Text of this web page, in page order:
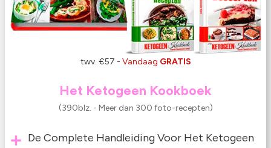
twv. €57 - Vandaag GRATIS
Het Ketogeen Kookboek
(390blz. - Meer dan 300 foto-recepten)
De Complete Handleiding Voor Het Ketogeen